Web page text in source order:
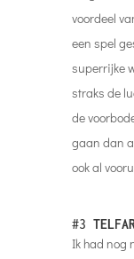
voordeel
een spel
superrijke
straks de
de
gaan dan
ook al
#3
Ik had nog